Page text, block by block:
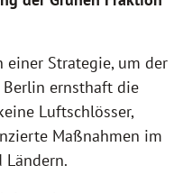
einer Strategie, um der
ernsthaft die
Luftschlösser,
Maßnahmen im
Ländern.